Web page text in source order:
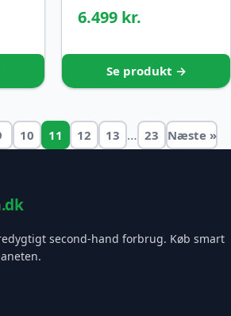
6.499 kr.
Se produkt →
10 11 12 13 … 23 Næste »
.dk
second-hand forbrug. Køb smart